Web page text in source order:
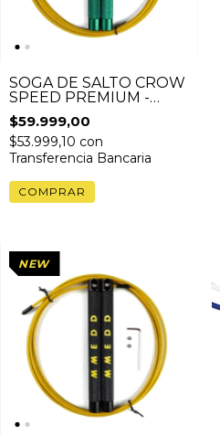
SOGA DE SALTO CROW
SPEED PREMIUM -
GREEN
$59.999,00
$53.999,10 con
Transferencia Bancaria
NEW